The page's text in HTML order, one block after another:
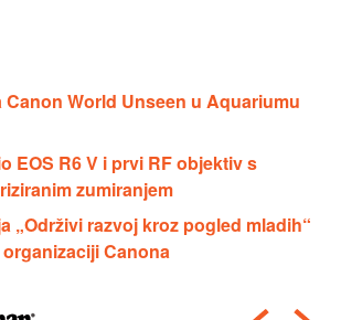
Canon World Unseen u Aquariumu
EOS R6 V i prvi RF objektiv s
zumiranjem
„Održivi razvoj kroz pogled mladih“
Canona